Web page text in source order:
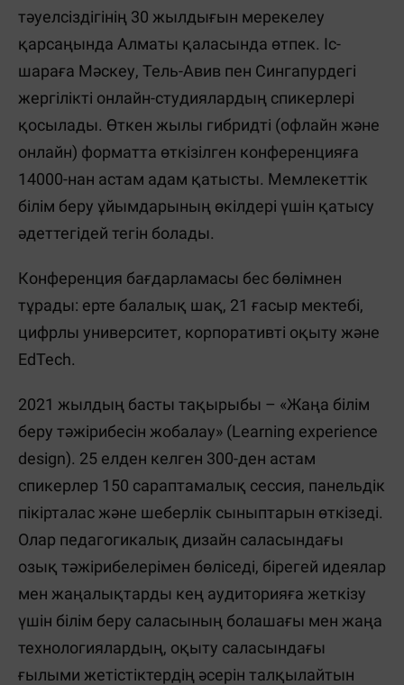
тәуелсіздігінің 30 жылдығын мерекелеу
қарсаңында Алматы қаласында өтпек. Іс-
шараға Мәскеу, Тель-Авив пен Сингапурдегі
жергілікті онлайн-студиялардың спикерлері
қосылады. Өткен жылы гибридті (офлайн және
онлайн) форматта өткізілген конференцияға
14000-нан астам адам қатысты. Мемлекеттік
білім беру ұйымдарының өкілдері үшін қатысу
әдеттегідей тегін болады.
Конференция бағдарламасы бес бөлімнен
тұрады: ерте балалық шақ, 21 ғасыр мектебі,
цифрлы университет, корпоративті оқыту және
EdTech.
2021 жылдың басты тақырыбы – «Жаңа білім
беру тәжірибесін жобалау» (Learning experience
design). 25 елден келген 300-ден астам
спикерлер 150 сараптамалық сессия, панельдік
пікірталас және шеберлік сыныптарын өткізеді.
Олар педагогикалық дизайн саласындағы
озық тәжірибелерімен бөліседі, бірегей идеялар
мен жаңалықтарды кең аудиторияға жеткізу
үшін білім беру саласының болашағы мен жаңа
технологиялардың, оқыту саласындағы
ғылыми жетістіктердің әсерін талқылайтын